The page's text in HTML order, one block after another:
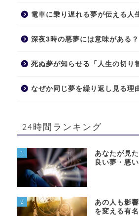
電車に乗り遅れる夢が伝える人
深夜3時の悪夢には意味がある？
死ぬ夢が知らせる「人生の切り
なぜか同じ夢を繰り返し見る理
24時間ランキング
1
あなたが見
良い夢・悪
2
あの人も影
を変える有